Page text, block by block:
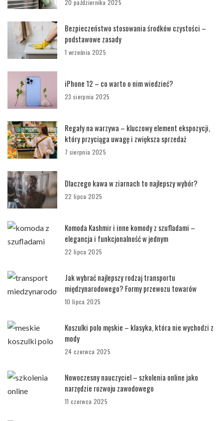
20 października 2025
Bezpieczeństwo stosowania środków czystości –
podstawowe zasady
1 września 2025
iPhone 12 – co warto o nim wiedzieć?
23 sierpnia 2025
Regały na warzywa – kluczowy element ekspozycji,
który przyciąga uwagę i zwiększa sprzedaż
7 sierpnia 2025
Dlaczego kawa w ziarnach to najlepszy wybór?
22 lipca 2025
Komoda Kashmir i inne komody z szufladami –
elegancja i funkcjonalność w jednym
22 lipca 2025
Jak wybrać najlepszy rodzaj transportu
międzynarodowego? Formy przewozu towarów
10 lipca 2025
Koszulki polo męskie – klasyka, która nie wychodzi z
mody
24 czerwca 2025
Nowoczesny nauczyciel – szkolenia online jako
narzędzie rozwoju zawodowego
11 czerwca 2025